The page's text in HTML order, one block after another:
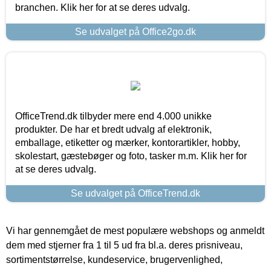
branchen. Klik her for at se deres udvalg.
Se udvalget på Office2go.dk
OfficeTrend.dk tilbyder mere end 4.000 unikke
produkter. De har et bredt udvalg af elektronik,
emballage, etiketter og mærker, kontorartikler, hobby,
skolestart, gæstebøger og foto, tasker m.m. Klik her for
at se deres udvalg.
Se udvalget på OfficeTrend.dk
Vi har gennemgået de mest populære webshops og anmeldt
dem med stjerner fra 1 til 5 ud fra bl.a. deres prisniveau,
sortimentstørrelse, kundeservice, brugervenlighed,